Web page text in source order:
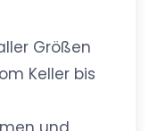
Größen
Keller bis